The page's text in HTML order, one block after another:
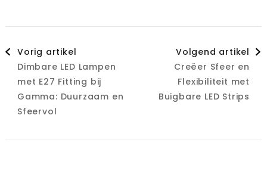
Berichtnavigatie
Vorig artikel
Dimbare LED Lampen
met E27 Fitting bij
Gamma: Duurzaam en
Sfeervol
Volgend artikel
Creëer Sfeer en
Flexibiliteit met
Buigbare LED Strips